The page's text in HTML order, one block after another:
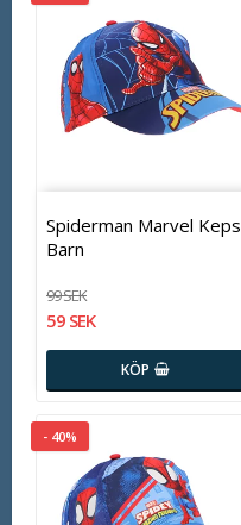
Spiderman Marvel Keps
Barn
99 SEK
59 SEK
KÖP
- 40%